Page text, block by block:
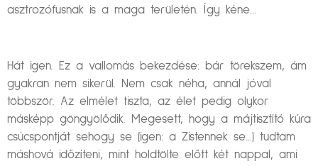
asztrozófusnak is a maga területén. Így kéne…
Hát igen. Ez a vallomás bekezdése: bár törekszem, ám
gyakran nem sikerül. Nem csak néha, annál jóval
többször. Az elmélet tiszta, az élet pedig olykor
másképp göngyölődik. Megesett, hogy a májtisztító kúra
csúcspontját sehogy se (igen: a Zistennek se…) tudtam
máshová időzíteni, mint holdtölte előtt két nappal, ami